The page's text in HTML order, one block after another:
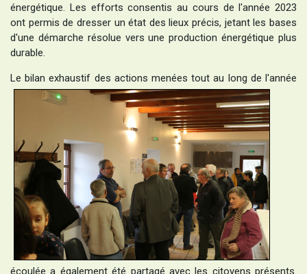
énergétique. Les efforts consentis au cours de l'année 2023
ont permis de dresser un état des lieux précis, jetant les bases
d'une démarche résolue vers une production énergétique plus
durable.
Le bilan exhaustif des actions menées tout au long de l'année
écoulée a également été partagé avec les citoyens présents.